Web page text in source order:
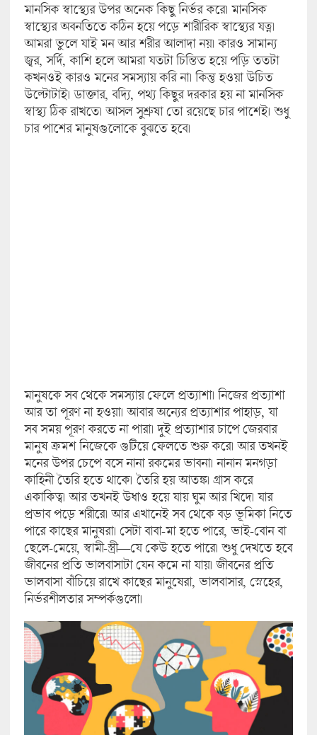
মানসিক স্বাস্থ্যের উপর অনেক কিছু নির্ভর করে। মানসিক
স্বাস্থ্যের অবনতিতে কঠিন হয়ে পড়ে শারীরিক স্বাস্থ্যের যত্ন।
আমরা ভুলে যাই মন আর শরীর আলাদা নয়। কারও সামান্য
জ্বর, সর্দি, কাশি হলে আমরা যতটা চিন্তিত হয়ে পড়ি ততটা
কখনওই কারও মনের সমস্যায় করি না। কিন্তু হওয়া উচিত
উল্টোটাই। ডাক্তার, বদ্যি, পথ্য কিছুর দরকার হয় না মানসিক
স্বাস্থ্য ঠিক রাখতে। আসল সুশ্রুষা তো রয়েছে চার পাশেই। শুধু
চার পাশের মানুষগুলোকে বুঝতে হবে।
মানুষকে সব থেকে সমস্যায় ফেলে প্রত্যাশা। নিজের প্রত্যাশা
আর তা পূরণ না হওয়া। আবার অন্যের প্রত্যাশার পাহাড়, যা
সব সময় পূরণ করতে না পারা। দুই প্রত্যাশার চাপে জেরবার
মানুষ ক্রমশ নিজেকে গুটিয়ে ফেলতে শুরু করে। আর তখনই
মনের উপর চেপে বসে নানা রকমের ভাবনা। নানান মনগড়া
কাহিনী তৈরি হতে থাকে। তৈরি হয় আতঙ্ক। গ্রাস করে
একাকিত্ব। আর তখনই উধাও হয়ে যায় ঘুম আর খিদে। যার
প্রভাব পড়ে শরীরে। আর এখানেই সব থেকে বড় ভূমিকা নিতে
পারে কাছের মানুষরা। সেটা বাবা-মা হতে পারে, ভাই-বোন বা
ছেলে-মেয়ে, স্বামী-স্ত্রী—যে কেউ হতে পারে। শুধু দেখতে হবে
জীবনের প্রতি ভালবাসাটা যেন কমে না যায়। জীবনের প্রতি
ভালবাসা বাঁচিয়ে রাখে কাছের মানুষেরা, ভালবাসার, স্নেহের,
নির্ভরশীলতার সম্পর্কগুলো।